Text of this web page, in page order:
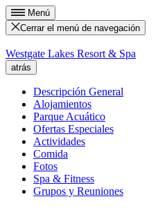
Menú
Cerrar el menú de navegación
Westgate Lakes Resort & Spa
atrás
Descripción General
Alojamientos
Parque Acuático
Ofertas Especiales
Actividades
Comida
Fotos
Spa & Fitness
Grupos y Reuniones